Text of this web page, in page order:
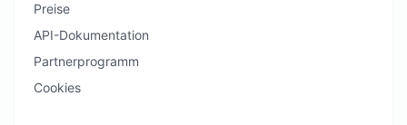
Preise
API-Dokumentation
Partnerprogramm
Cookies